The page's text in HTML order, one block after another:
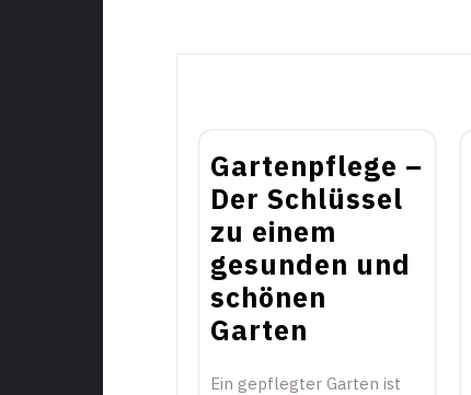
Gartenpflege –
Der Schlüssel
zu einem
gesunden und
schönen
Garten
Ein gepflegter Garten ist